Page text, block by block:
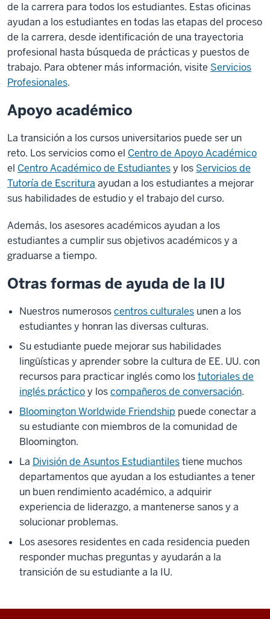
de la carrera para todos los estudiantes. Estas oficinas
ayudan a los estudiantes en todas las etapas del proceso
de la carrera, desde identificación de una trayectoria
profesional hasta búsqueda de prácticas y puestos de
trabajo. Para obtener más información, visite Servicios
Profesionales.
Apoyo académico
La transición a los cursos universitarios puede ser un
reto. Los servicios como el Centro de Apoyo Académico
el Centro Académico de Estudiantesy los Servicios de
Tutoría de Escritura ayudan a los estudiantes a mejorar
sus habilidades de estudio y el trabajo del curso.
Además, los asesores académicos ayudan a los
estudiantes a cumplir sus objetivos académicos y a
graduarse a tiempo.
Otras formas de ayuda de la IU
Nuestros numerososcentros culturales unen a los
estudiantes y honran las diversas culturas.
Su estudiante puede mejorar sus habilidades
lingüísticas y aprender sobre la cultura de EE. UU. con
recursos para practicar inglés como lostutoriales de
inglés prácticoy loscompañeros de conversación.
Bloomington Worldwide Friendship puede conectar a
su estudiante con miembros de la comunidad de
Bloomington.
La División de Asuntos Estudiantilestiene muchos
departamentos que ayudan a los estudiantes a tener
un buen rendimiento académico, a adquirir
experiencia de liderazgo, a mantenerse sanos y a
solucionar problemas.
Los asesores residentes en cada residencia pueden
responder muchas preguntas y ayudarán a la
transición de su estudiante a la IU.